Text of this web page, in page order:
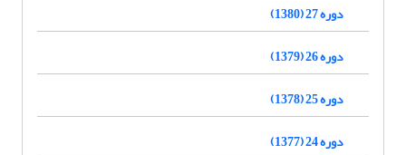
دوره 27 (1380)
دوره 26 (1379)
دوره 25 (1378)
دوره 24 (1377)